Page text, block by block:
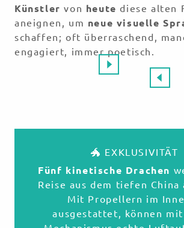
Künstler von heute diese alten
aneignen, um neue visuelle
schaffen; oft überraschend,
engagiert, immer poetisch.
🐲 EXKLUSIVITÄT
Fünf kinetische Drachen
Reise aus dem tiefen China
Mit Propellern im
ausgestattet, können